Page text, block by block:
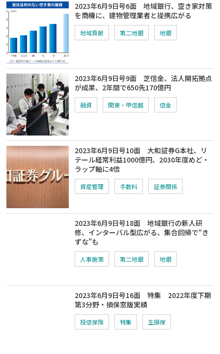
2023年6月9日号6面 地域銀行、空き家対策
を商機に、建物管理業者と提携広がる
地域貢献 第二地銀 地銀
2023年6月9日号9面 芝信金、法人開拓拠点
が成果、2年間で650先170億円
融資 関東・甲信越 信金
2023年6月9日号10面 大和証券G本社、リ
テール経常利益1000億円、2030年度めど・
ラップ軸に4倍
資産管理 手数料 証券関係
2023年6月9日号18面 地域銀行の新人研
修、インターバル型広がる、集合回帰で“き
ずな”も
人事施策 第二地銀 地銀
2023年6月9日号16面 特集 2022年度下期
第3分野・損保窓販実績
投信保険 特集 生損保